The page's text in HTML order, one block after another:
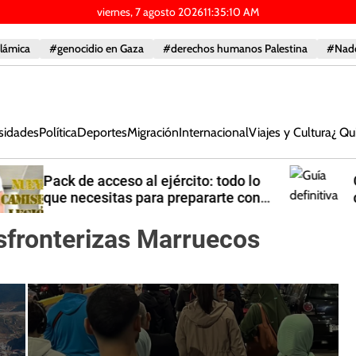
viernes, 7 agosto 202611:35:11 AM
#genocidio en Gaza #derechos humanos Palestina
PolíticaDeportesMigraciónInternacionalViajes y Cultura¿
Guía definitiva para organizar
despedidas de soltero en Málaga:
Marruecos